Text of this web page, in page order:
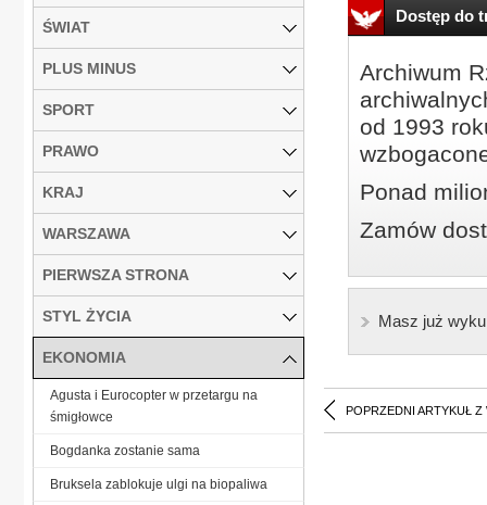
Dostęp do
Archiwum
od 1993
Ponad
Zamów
Masz już
POPRZEDNI ARTYKUŁ Z
ŚWIAT
PLUS MINUS
SPORT
PRAWO
KRAJ
WARSZAWA
PIERWSZA STRONA
STYL ŻYCIA
EKONOMIA
Agusta i Eurocopter w przetargu na
śmigłowce
Bogdanka zostanie sama
Bruksela zablokuje ulgi na biopaliwa